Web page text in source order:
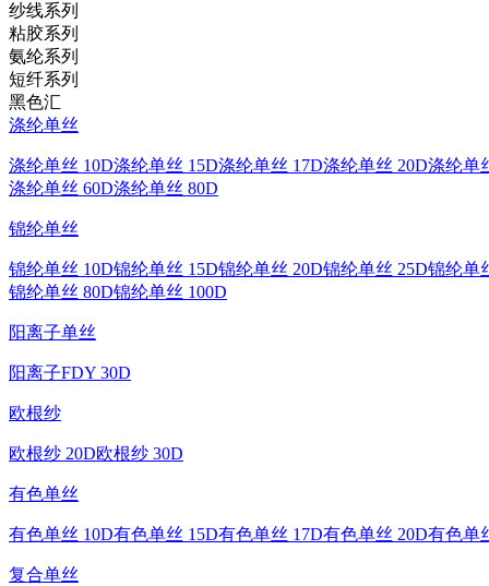
纱线系列
粘胶系列
氨纶系列
短纤系列
黑色汇
涤纶单丝
涤纶单丝 10D涤纶单丝 15D涤纶单丝 17D涤纶单丝 20D涤纶单
涤纶单丝 60D涤纶单丝 80D
锦纶单丝
锦纶单丝 10D锦纶单丝 15D锦纶单丝 20D锦纶单丝 25D锦纶单
锦纶单丝 80D锦纶单丝 100D
阳离子单丝
阳离子FDY 30D
欧根纱
欧根纱 20D欧根纱 30D
有色单丝
有色单丝 10D有色单丝 15D有色单丝 17D有色单丝 20D有色单
复合单丝